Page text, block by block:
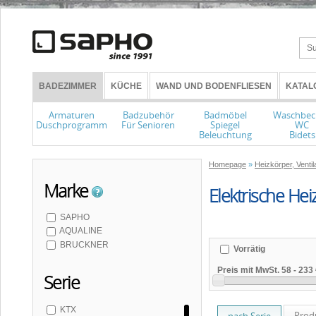
BADEZIMMER KÜCHE WAND UND BODENFLIESEN
Armaturen
Duschprogramm
Badzubehör
Für Senioren
Badmöbel
Spiegel
Beleuchtung
WC
Bidets
Homepage » Heizkörper,
Elektrische
Marke
SAPHO
AQUALINE
BRUCKNER
Serie
KTX
Vorrätig
Preis mit MwSt. 58 - 233